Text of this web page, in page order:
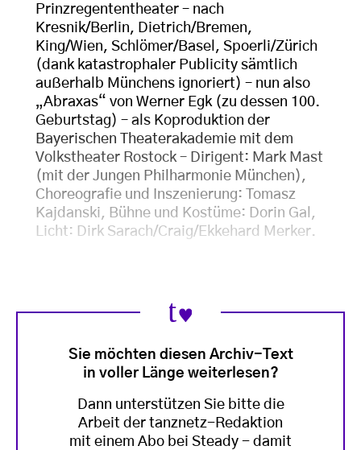
Prinzregententheater – nach
Kresnik/Berlin, Dietrich/Bremen,
King/Wien, Schlömer/Basel, Spoerli/Zürich
(dank katastrophaler Publicity sämtlich
außerhalb Münchens ignoriert) – nun also
„Abraxas“ von Werner Egk (zu dessen 100.
Geburtstag) – als Koproduktion der
Bayerischen Theaterakademie mit dem
Volkstheater Rostock – Dirigent: Mark Mast
(mit der Jungen Philharmonie München),
Choreografie und Inszenierung: Tomasz
Kajdanski, Bühne und Kostüme: Dorin Gal,
Licht: Dirk Sarach/Craig/Ekkehard Merker.
Sie möchten diesen Archiv-Text
in voller Länge weiterlesen?
Dann unterstützen Sie bitte die
Arbeit der tanznetz-Redaktion
mit einem Abo bei Steady - damit